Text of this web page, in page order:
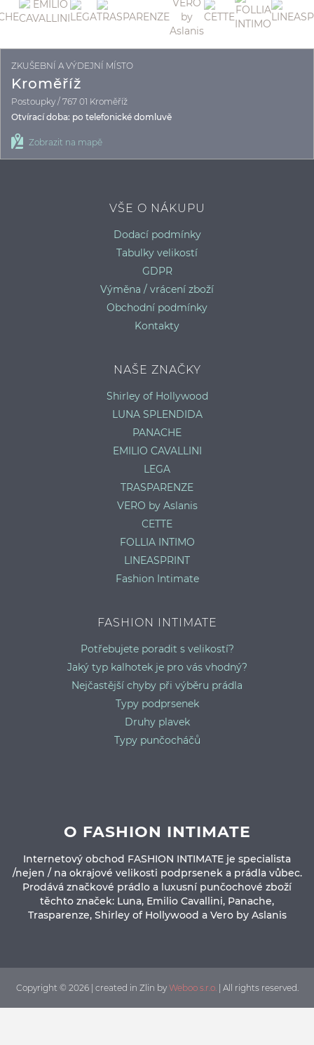
ZKUŠEBNÍ A VÝDEJNÍ MÍSTO
Kroměříž
Postoupky / 767 01 Kroměříž
Otvírací doba: po telefonické domluvě
Zobrazit na mapě
VŠE O NÁKUPU
Dodací podmínky
Tabulky velikostí
GDPR
Výměna / vrácení zboží
Obchodní podmínky
Kontakty
NAŠE ZNAČKY
Shirley of Hollywood
LUNA SPLENDIDA
PANACHE
EMILIO CAVALLINI
LEGA
TRASPARENZE
VERO by Aslanis
CETTE
FOLLIA INTIMO
LINEASPRINT
Fashion Intimate
FASHION INTIMATE
Potřebujete poradit s velikostí?
Jaký typ kalhotek je pro vás vhodný?
Nejčastější chyby při výběru prádla
Typy podprsenek
Druhy plavek
Typy punčocháčů
O FASHION INTIMATE
Internetový obchod FASHION INTIMATE je specialista
/nejen / na okrajové velikosti podprsenek a prádla vůbec.
Prodává značkové prádlo a luxusní punčochové zboží
těchto značek: Luna, Emilio Cavallini, Panache,
Trasparenze, Shirley of Hollywood a Vero by Aslanis
Copyright © 2026 | created in Zlin by Weboo s.r.o. | All rights reserved.